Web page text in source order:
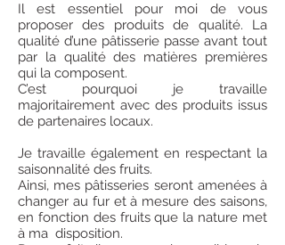
Il est essentiel pour moi de vous
proposer des produits de qualité. La
qualité d’une pâtisserie passe avant tout
par la qualité des matières premières
qui la composent.
C’est pourquoi je travaille
majoritairement avec des produits issus
de partenaires locaux.
Je travaille également en respectant la
saisonnalité des fruits.
Ainsi, mes pâtisseries seront amenées à
changer au fur et à mesure des saisons,
en fonction des fruits que la nature met
à ma disposition.